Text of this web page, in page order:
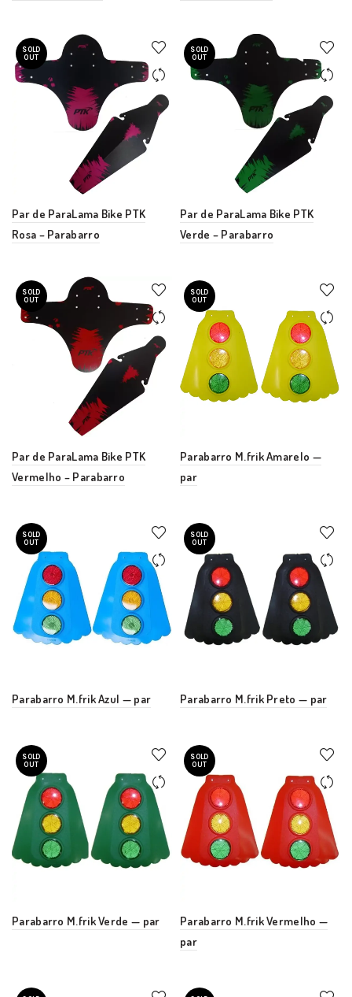
SOLD
OUT
Par de ParaLama Bike PTK
Rosa – Parabarro
SOLD
OUT
Par de ParaLama Bike PTK
Verde – Parabarro
SOLD
OUT
Par de ParaLama Bike PTK
Vermelho – Parabarro
SOLD
OUT
Parabarro M.frik Amarelo —
par
SOLD
OUT
Parabarro M.frik Azul — par
SOLD
OUT
Parabarro M.frik Preto — par
SOLD
OUT
Parabarro M.frik Verde — par
SOLD
OUT
Parabarro M.frik Vermelho —
par